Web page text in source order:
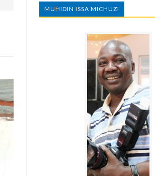
MUHIDIN ISSA MICHUZI